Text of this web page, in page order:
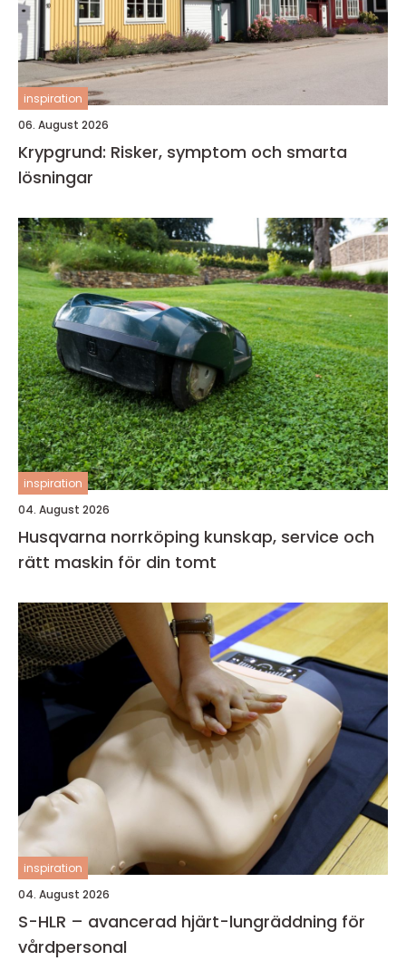
inspiration
06. August 2026
Krypgrund: Risker, symptom och smarta
lösningar
inspiration
04. August 2026
Husqvarna norrköping kunskap, service och
rätt maskin för din tomt
inspiration
04. August 2026
S-HLR – avancerad hjärt-lungräddning för
vårdpersonal